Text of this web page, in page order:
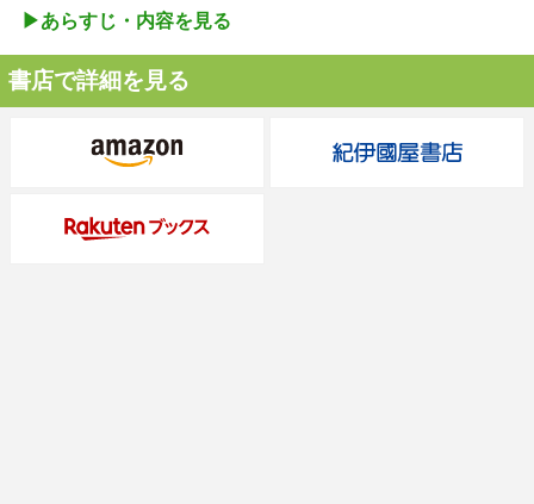
▶︎あらすじ・内容を見る
書店で詳細を見る